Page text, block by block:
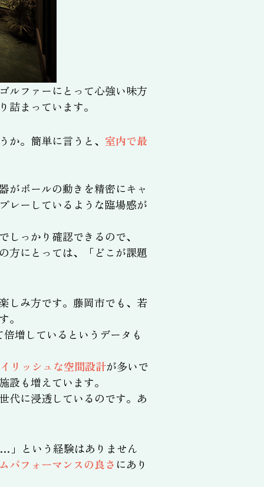
ルファーにとって心強い味方
まっています。
。簡単に言うと、 室内で最
がボールの動きを精密にキャ
レーしているような臨場感が
っかり確認できるので、
方にとっては、「どこが課題
しみ方です。藤岡市でも、若
。
増しているというデータも
リッシュな空間設計が多いで
も増えています。
代に浸透しているのです。あ
」という経験はありません
パフォーマンスの良さ にあり